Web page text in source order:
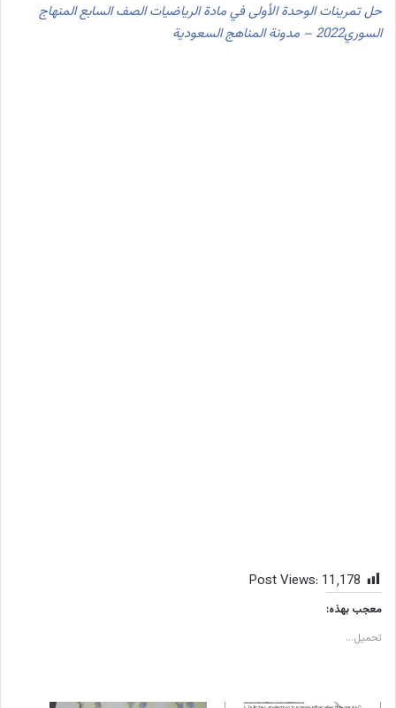
حل تمرينات الوحدة الأولى في مادة الرياضيات الصف السابع المنهاج
السوري2022 – مدونة المناهج السعودية
Post Views: 11٬178
معجب بهذه:
تحميل...